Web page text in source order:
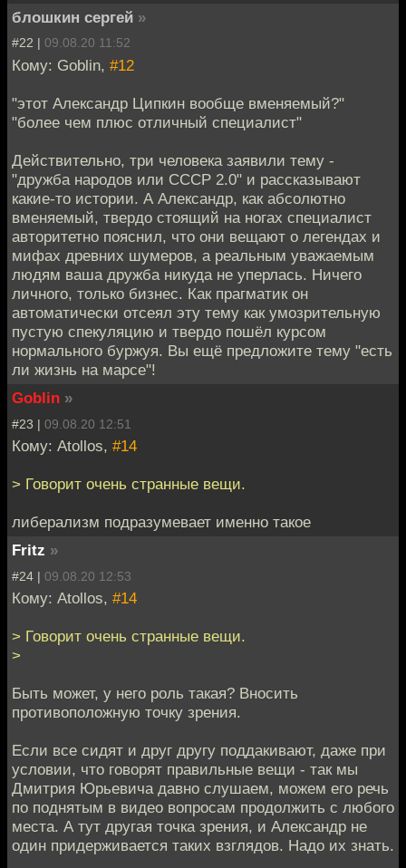
блошкин сергей »
#22 | 09.08.20 11:52
Кому: Goblin, #12
"этот Александр Ципкин вообще вменяемый?"
"более чем плюс отличный специалист"
Действительно, три человека заявили тему -
"дружба народов или СССР 2.0" и рассказывают
какие-то истории. А Александр, как абсолютно
вменяемый, твердо стоящий на ногах специалист
авторитетно пояснил, что они вещают о легендах и
мифах древних шумеров, а реальным уважаемым
людям ваша дружба никуда не уперлась. Ничего
личного, только бизнес. Как прагматик он
автоматически отсеял эту тему как умозрительную
пустую спекуляцию и твердо пошёл курсом
нормального буржуя. Вы ещё предложите тему "есть
ли жизнь на марсе"!
Goblin »
#23 | 09.08.20 12:51
Кому: Atollos, #14
> Говорит очень странные вещи.
либерализм подразумевает именно такое
Fritz »
#24 | 09.08.20 12:53
Кому: Atollos, #14
> Говорит очень странные вещи.
>
Быть может, у него роль такая? Вносить
противоположную точку зрения.
Если все сидят и друг другу поддакивают, даже при
условии, что говорят правильные вещи - так мы
Дмитрия Юрьевича давно слушаем, можем его речь
по поднятым в видео вопросам продолжить с любого
места. А тут другая точка зрения, и Александр не
один придерживается таких взглядов. Надо их знать.